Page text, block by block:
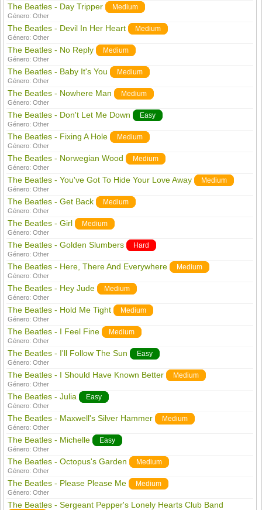
The Beatles - Day Tripper Medium
Género:Other
The Beatles - Devil In Her Heart Medium
Género:Other
The Beatles - No Reply Medium
Género:Other
The Beatles - Baby It's You Medium
Género:Other
The Beatles - Nowhere Man Medium
Género:Other
The Beatles - Don't Let Me Down Easy
Género:Other
The Beatles - Fixing A Hole Medium
Género:Other
The Beatles - Norwegian Wood Medium
Género:Other
The Beatles - You've Got To Hide Your Love Away Medium
Género:Other
The Beatles - Get Back Medium
Género:Other
The Beatles - Girl Medium
Género:Other
The Beatles - Golden Slumbers Hard
Género:Other
The Beatles - Here, There And Everywhere Medium
Género:Other
The Beatles - Hey Jude Medium
Género:Other
The Beatles - Hold Me Tight Medium
Género:Other
The Beatles - I Feel Fine Medium
Género:Other
The Beatles - I'll Follow The Sun Easy
Género:Other
The Beatles - I Should Have Known Better Medium
Género:Other
The Beatles - Julia Easy
Género:Other
The Beatles - Maxwell's Silver Hammer Medium
Género:Other
The Beatles - Michelle Easy
Género:Other
The Beatles - Octopus's Garden Medium
Género:Other
The Beatles - Please Please Me Medium
Género:Other
The Beatles - Sergeant Pepper's Lonely Hearts Club Band